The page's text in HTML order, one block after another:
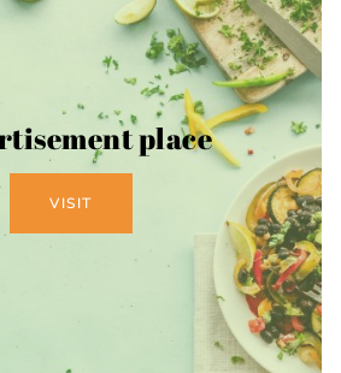
place
VISIT